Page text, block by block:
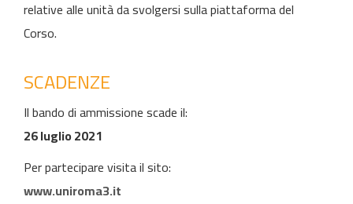
relative alle unità da svolgersi sulla piattaforma del
Corso.
SCADENZE
Il bando di ammissione scade il:
26 luglio 2021
Per partecipare visita il sito:
www.uniroma3.it